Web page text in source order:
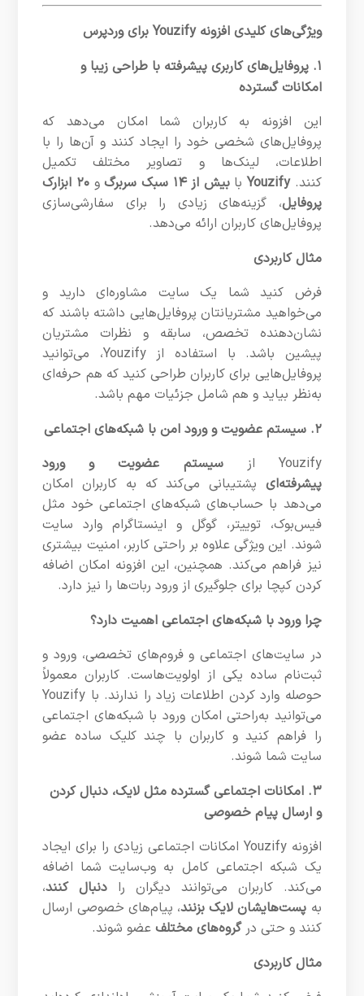
ویژگی‌های کلیدی افزونه Youzify برای وردپرس
۱. پروفایل‌های کاربری پیشرفته با طراحی زیبا و
امکانات گسترده
این افزونه به کاربران شما امکان می‌دهد که
پروفایل‌های شخصی خود را ایجاد کنند و آن‌ها را با
اطلاعات، لینک‌ها و تصاویر مختلف تکمیل
کنند.Youzifyبابیش از ۱۴ سبک سربرگ و
۲۰ ابزارک
پروفایل، گزینه‌های زیادی را برای سفارشی‌سازی
پروفایل‌های کاربران ارائه می‌دهد.
مثال کاربردی
فرض کنید شما یک سایت مشاوره‌ای دارید و
می‌خواهید مشتریانتان پروفایل‌هایی داشته باشند که
نشان‌دهنده تخصص، سابقه و نظرات مشتریان
پیشین باشد. با استفاده از Youzify، می‌توانید
پروفایل‌هایی برای کاربران طراحی کنید که هم حرفه‌ای
به‌نظر بیاید و هم شامل جزئیات مهم باشد.
۲. سیستم عضویت و ورود امن با شبکه‌های اجتماعی
Youzify از
سیستم عضویت و ورود
پیشرفته‌ای پشتیبانی می‌کند که به کاربران امکان
می‌دهد با حساب‌های شبکه‌های اجتماعی خود مثل
فیس‌بوک، توییتر، گوگل و اینستاگرام وارد سایت
شوند. این ویژگی علاوه بر راحتی کاربر، امنیت بیشتری
نیز فراهم می‌کند. همچنین، این افزونه امکان اضافه
کردن کپچا برای جلوگیری از ورود ربات‌ها را نیز دارد.
چرا ورود با شبکه‌های اجتماعی اهمیت دارد؟
در سایت‌های اجتماعی و فروم‌های تخصصی، ورود و
ثبت‌نام ساده یکی از اولویت‌هاست. کاربران معمولاً
حوصله وارد کردن اطلاعات زیاد را ندارند. با Youzify
می‌توانید به‌راحتی امکان ورود با شبکه‌های اجتماعی
را فراهم کنید و کاربران با چند کلیک ساده عضو
سایت شما شوند.
۳. امکانات اجتماعی گسترده مثل لایک، دنبال کردن
و ارسال پیام خصوصی
افزونه Youzify امکانات اجتماعی زیادی را برای ایجاد
یک شبکه اجتماعی کامل به وب‌سایت شما اضافه
می‌کند. کاربران می‌توانند دیگران را دنبال کنند،
به پست‌هایشان لایک بزنند، پیام‌های خصوصی ارسال
کنند و حتی درگروه‌های مختلف عضو شوند.
مثال کاربردی